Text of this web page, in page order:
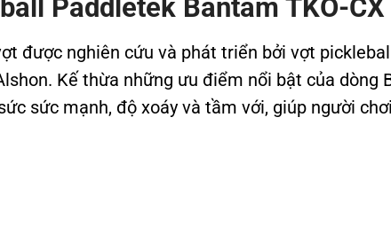
Paddletek Bantam TKO-
được nghiên cứu và phát triển bởi vợt
Kế thừa những ưu điểm nổi bật của dòng
sức mạnh, độ xoáy và tầm với, giúp người